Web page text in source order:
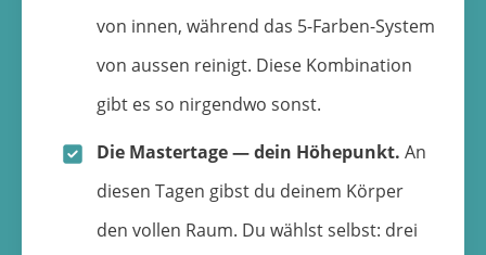
von innen, während das 5-Farben-System
von aussen reinigt. Diese Kombination
gibt es so nirgendwo sonst.
Die Mastertage — dein Höhepunkt. An
diesen Tagen gibst du deinem Körper
den vollen Raum. Du wählst selbst: drei